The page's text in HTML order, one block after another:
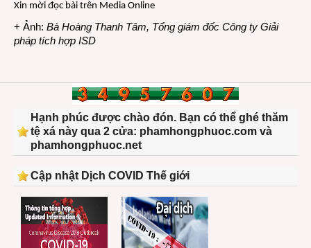
Xin mời đọc bài trên Media Online
+ Ảnh: Bà Hoàng Thanh Tâm, Tổng giám đốc Công ty Giải
pháp tích hợp ISD
Hạnh phúc được chào đón. Bạn có thể ghé thăm
tệ xá này qua 2 cửa: phamhongphuoc.com và
phamhongphuoc.net
Cập nhật Dịch COVID Thế giới